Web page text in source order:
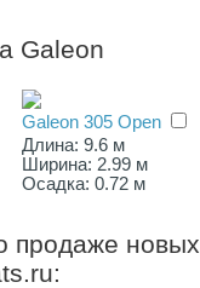
Galeon
Galeon 305 Open
Длина: 9.6 м
Ширина: 2.99 м
Осадка: 0.72 м
продаже новых